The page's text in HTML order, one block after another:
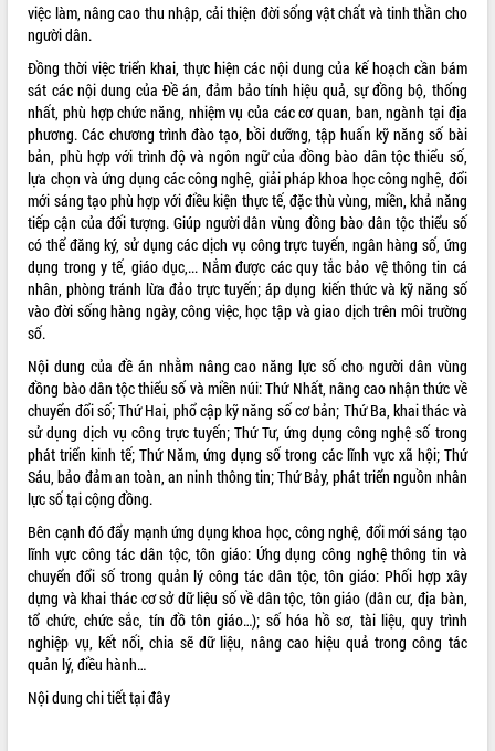
Hội nghị UBND tỉnh Đắk Lắk thường kỳ
tháng 7/2026
Lễ truy tặng danh hiệu “Bà Mẹ Việt
Nam Anh hùng” và trao Huân chương
Lao động
UBND tỉnh Đắk Lắk triển khai nhiệm
vụ 6 tháng cuối năm 2026
Kỳ họp thứ Hai, Hội đồng nhân dân
tỉnh khóa XI quyết nghị nhiều nội dung
quan trọng
Bí thư Tỉnh ủy Lương Nguyễn Minh
Triết thăm, tặng quà người có công với
cách mạng
Rà soát, hoàn thiện hệ thống thiết chế
văn hóa, thể thao đáp ứng yêu cầu
phát triển mới
Thường trực HĐND tỉnh Đắk Lắk gặp
mặt Đoàn chuyên gia y tế TP. Hồ Chí
Minh
Lễ truy điệu và an táng hài cốt liệt sĩ
tại Nghĩa trang Liệt sĩ xã Sơn Hòa
Bàn giải pháp tháo gỡ khó khăn trong
xuất khẩu sầu riêng và triển khai quy
định EUDR
Thứ trưởng Bộ Nông nghiệp và Môi
trường Nguyễn Hoàng Hiệp khảo sát
vùng trồng và doanh nghiệp đóng gói
sầu riêng tại Đắk Lắk
Trình diễn nghệ thuật chế biến các
món ăn từ sầu riêng
ALBUM ẢNH
LIÊN KẾT WEB
THỐNG KÊ TRUY CẬP
Hôm nay: 4664
Tất cả:
66090332
việc làm, nâng cao thu nhập, cải thiện đời sống vật chất và tinh thần cho
người dân.
Đồng thời việc triển khai, thực hiện các nội dung của kế hoạch cần bám
sát các nội dung của Đề án, đảm bảo tính hiệu quả, sự đồng bộ, thống
nhất, phù hợp chức năng, nhiệm vụ của các cơ quan, ban, ngành tại địa
phương. Các chương trình đào tạo, bồi dưỡng, tập huấn kỹ năng số bài
bản, phù hợp với trình độ và ngôn ngữ của đồng bào dân tộc thiểu số,
lựa chọn và ứng dụng các công nghệ, giải pháp khoa học công nghệ, đổi
mới sáng tạo phù hợp với điều kiện thực tế, đặc thù vùng, miền, khả năng
tiếp cận của đối tượng. Giúp người dân vùng đồng bào dân tộc thiểu số
có thể đăng ký, sử dụng các dịch vụ công trực tuyến, ngân hàng số, ứng
dụng trong y tế, giáo dục,... Nắm được các quy tắc bảo vệ thông tin cá
nhân, phòng tránh lừa đảo trực tuyến; áp dụng kiến thức và kỹ năng số
vào đời sống hàng ngày, công việc, học tập và giao dịch trên môi trường
số.
Nội dung của đề án nhằm nâng cao năng lực số cho người dân vùng
đồng bào dân tộc thiểu số và miền núi: Thứ Nhất, nâng cao nhận thức về
chuyển đổi số; Thứ Hai, phổ cập kỹ năng số cơ bản; Thứ Ba, khai thác và
sử dụng dịch vụ công trực tuyến; Thứ Tư, ứng dụng công nghệ số trong
phát triển kinh tế; Thứ Năm, ứng dụng số trong các lĩnh vực xã hội; Thứ
Sáu, bảo đảm an toàn, an ninh thông tin; Thứ Bảy, phát triển nguồn nhân
lực số tại cộng đồng.
Bên cạnh đó đẩy mạnh ứng dụng khoa học, công nghệ, đổi mới sáng tạo
lĩnh vực công tác dân tộc, tôn giáo: Ứng dụng công nghệ thông tin và
chuyển đổi số trong quản lý công tác dân tộc, tôn giáo: Phối hợp xây
dựng và khai thác cơ sở dữ liệu số về dân tộc, tôn giáo (dân cư, địa bàn,
tổ chức, chức sắc, tín đồ tôn giáo…); số hóa hồ sơ, tài liệu, quy trình
nghiệp vụ, kết nối, chia sẽ dữ liệu, nâng cao hiệu quả trong công tác
quản lý, điều hành…
Nội dung chi tiếttại đây